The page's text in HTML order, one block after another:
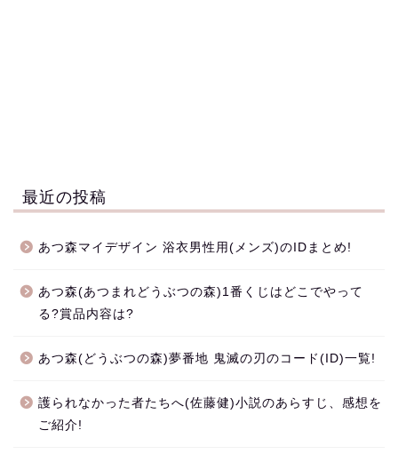
最近の投稿
あつ森マイデザイン 浴衣男性用(メンズ)のIDまとめ!
あつ森(あつまれどうぶつの森)1番くじはどこでやって
る?賞品内容は?
あつ森(どうぶつの森)夢番地 鬼滅の刃のコード(ID)一覧!
護られなかった者たちへ(佐藤健)小説のあらすじ、感想を
ご紹介!